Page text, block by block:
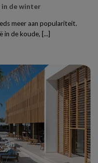
in de winter
meer aan populariteit.
in de koude, [...]